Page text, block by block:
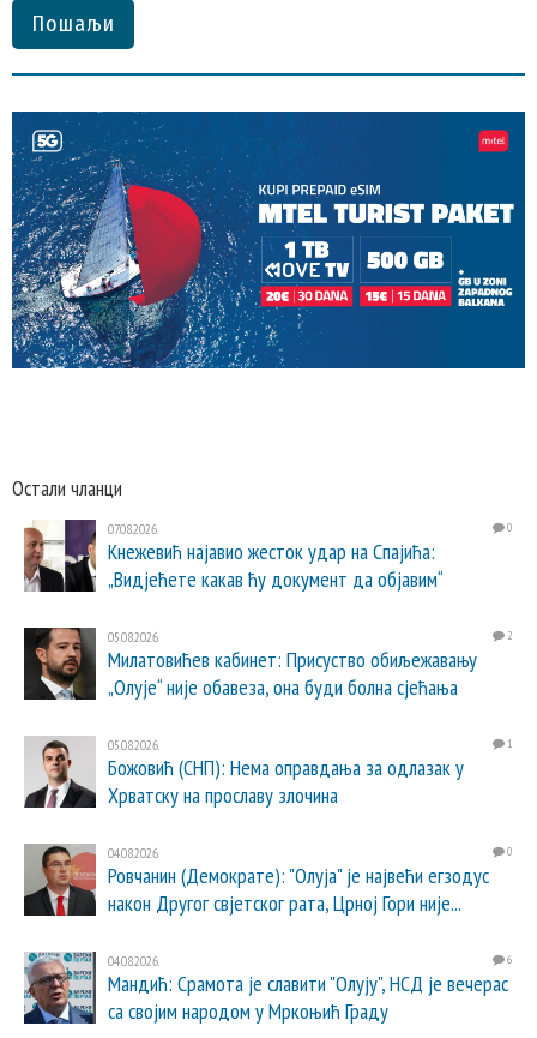
Пошаљи
Остали чланци
07.08.2026. 0
Кнежевић најавио жесток удар на Спајића:
„Видјећете какав ћу документ да објавим“
05.08.2026. 2
Милатовићев кабинет: Присуство обиљежавању
„Олује“ није обавеза, она буди болна сјећања
05.08.2026. 1
Божовић (СНП): Нема оправдања за одлазак у
Хрватску на прославу злочина
04.08.2026. 0
Ровчанин (Демократе): "Олуја" је највећи егзодус
након Другог свјетског рата, Црној Гори није...
04.08.2026. 6
Мандић: Срамота је славити "Олују", НСД је вечерас
са својим народом у Мркоњић Граду